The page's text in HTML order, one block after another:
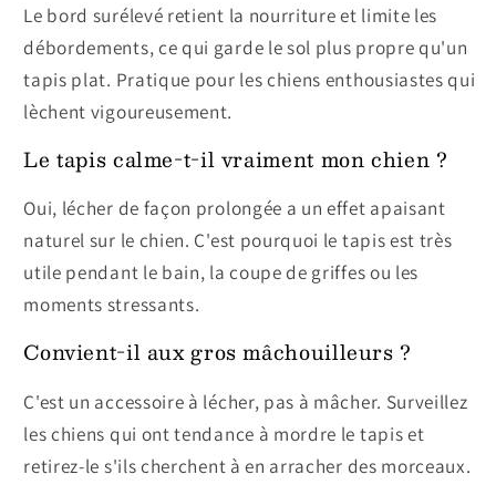
Le bord surélevé retient la nourriture et limite les
débordements, ce qui garde le sol plus propre qu'un
tapis plat. Pratique pour les chiens enthousiastes qui
lèchent vigoureusement.
Le tapis calme-t-il vraiment mon chien ?
Oui, lécher de façon prolongée a un effet apaisant
naturel sur le chien. C'est pourquoi le tapis est très
utile pendant le bain, la coupe de griffes ou les
moments stressants.
Convient-il aux gros mâchouilleurs ?
C'est un accessoire à lécher, pas à mâcher. Surveillez
les chiens qui ont tendance à mordre le tapis et
retirez-le s'ils cherchent à en arracher des morceaux.